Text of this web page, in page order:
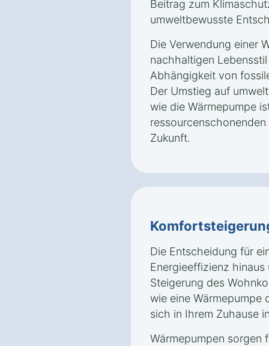
Beitrag zum
umweltbewusste
Die Verwendung einer
nachhaltigen
Abhängigkeit von
Der Umstieg auf
wie die Wärmepumpe
Zukunft.
Die Entscheidung für
Energieeffizienz
Steigerung des
wie eine Wärmepumpe
sich in Ihrem Zuhause
Wärmepumpen sorgen